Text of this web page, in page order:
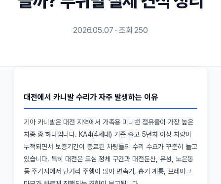
2026.05.07 · 조회 250
대전에서 카니발 수리가 자주 발생하는 이유
기아 카니발은 대전 지역에서 가족용 미니밴 점유율이 가장 높은
차종 중 하나입니다. KA4(4세대) 기준 출고 5년차 이상 차량이
누적되면서 보증기간이 종료된 차량들의 수리 수요가 꾸준히 늘고
있습니다. 특히 대전은 도심 정체 구간과 대전둔산, 유성, 노은동
등 주거지에서 단거리 주행이 많아 변속기, 흡기 계통, 브레이크